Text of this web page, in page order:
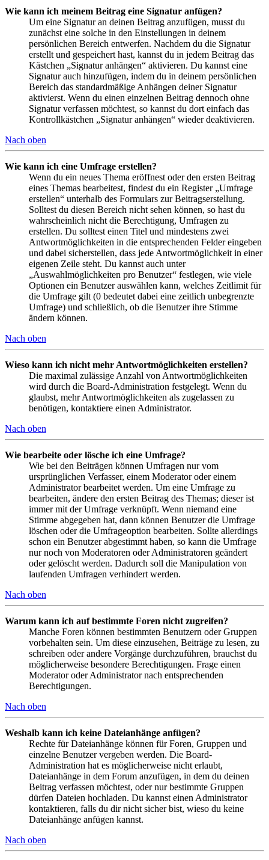
Wie kann ich meinem Beitrag eine Signatur anfügen?
Um eine Signatur an deinen Beitrag anzufügen, musst du
zunächst eine solche in den Einstellungen in deinem
persönlichen Bereich entwerfen. Nachdem du die Signatur
erstellt und gespeichert hast, kannst du in jedem Beitrag das
Kästchen „Signatur anhängen“ aktivieren. Du kannst eine
Signatur auch hinzufügen, indem du in deinem persönlichen
Bereich das standardmäßige Anhängen deiner Signatur
aktivierst. Wenn du einen einzelnen Beitrag dennoch ohne
Signatur verfassen möchtest, so kannst du dort einfach das
Kontrollkästchen „Signatur anhängen“ wieder deaktivieren.
Nach oben
Wie kann ich eine Umfrage erstellen?
Wenn du ein neues Thema eröffnest oder den ersten Beitrag
eines Themas bearbeitest, findest du ein Register „Umfrage
erstellen“ unterhalb des Formulars zur Beitragserstellung.
Solltest du diesen Bereich nicht sehen können, so hast du
wahrscheinlich nicht die Berechtigung, Umfragen zu
erstellen. Du solltest einen Titel und mindestens zwei
Antwortmöglichkeiten in die entsprechenden Felder eingeben
und dabei sicherstellen, dass jede Antwortmöglichkeit in einer
eigenen Zeile steht. Du kannst auch unter
„Auswahlmöglichkeiten pro Benutzer“ festlegen, wie viele
Optionen ein Benutzer auswählen kann, welches Zeitlimit für
die Umfrage gilt (0 bedeutet dabei eine zeitlich unbegrenzte
Umfrage) und schließlich, ob die Benutzer ihre Stimme
ändern können.
Nach oben
Wieso kann ich nicht mehr Antwortmöglichkeiten erstellen?
Die maximal zulässige Anzahl von Antwortmöglichkeiten
wird durch die Board-Administration festgelegt. Wenn du
glaubst, mehr Antwortmöglichkeiten als zugelassen zu
benötigen, kontaktiere einen Administrator.
Nach oben
Wie bearbeite oder lösche ich eine Umfrage?
Wie bei den Beiträgen können Umfragen nur vom
ursprünglichen Verfasser, einem Moderator oder einem
Administrator bearbeitet werden. Um eine Umfrage zu
bearbeiten, ändere den ersten Beitrag des Themas; dieser ist
immer mit der Umfrage verknüpft. Wenn niemand eine
Stimme abgegeben hat, dann können Benutzer die Umfrage
löschen oder die Umfrageoption bearbeiten. Sollte allerdings
schon ein Benutzer abgestimmt haben, so kann die Umfrage
nur noch von Moderatoren oder Administratoren geändert
oder gelöscht werden. Dadurch soll die Manipulation von
laufenden Umfragen verhindert werden.
Nach oben
Warum kann ich auf bestimmte Foren nicht zugreifen?
Manche Foren können bestimmten Benutzern oder Gruppen
vorbehalten sein. Um diese einzusehen, Beiträge zu lesen, zu
schreiben oder andere Vorgänge durchzuführen, brauchst du
möglicherweise besondere Berechtigungen. Frage einen
Moderator oder Administrator nach entsprechenden
Berechtigungen.
Nach oben
Weshalb kann ich keine Dateianhänge anfügen?
Rechte für Dateianhänge können für Foren, Gruppen und
einzelne Benutzer vergeben werden. Die Board-
Administration hat es möglicherweise nicht erlaubt,
Dateianhänge in dem Forum anzufügen, in dem du deinen
Beitrag verfassen möchtest, oder nur bestimmte Gruppen
dürfen Dateien hochladen. Du kannst einen Administrator
kontaktieren, falls du dir nicht sicher bist, wieso du keine
Dateianhänge anfügen kannst.
Nach oben